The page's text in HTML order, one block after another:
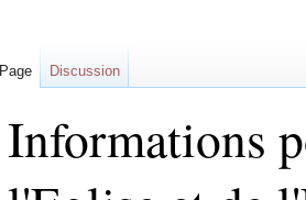
Informations
Page Discussion